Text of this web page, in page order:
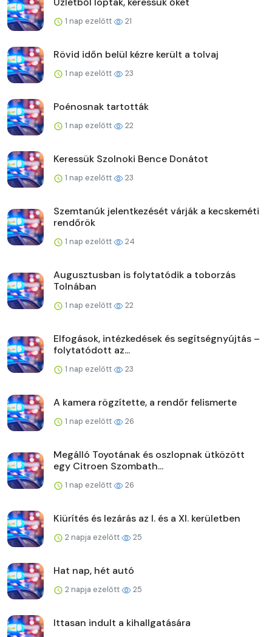
1 nap ezelőtt 21
Rövid időn belül kézre került a tolvaj
1 nap ezelőtt 23
Poénosnak tartották
1 nap ezelőtt 22
Keressük Szolnoki Bence Donátot
1 nap ezelőtt 23
Szemtanúk jelentkezését várják a kecskeméti
rendőrök
1 nap ezelőtt 24
Augusztusban is folytatódik a toborzás
Tolnában
1 nap ezelőtt 22
Elfogások, intézkedések és segítségnyújtás –
folytatódott az...
1 nap ezelőtt 23
A kamera rögzítette, a rendőr felismerte
1 nap ezelőtt 26
Megálló Toyotának és oszlopnak ütközött
egy Citroen Szombath...
1 nap ezelőtt 26
Kiürítés és lezárás az I. és a XI. kerületben
2 napja ezelőtt 25
Hat nap, hét autó
2 napja ezelőtt 25
Ittasan indult a kihallgatására